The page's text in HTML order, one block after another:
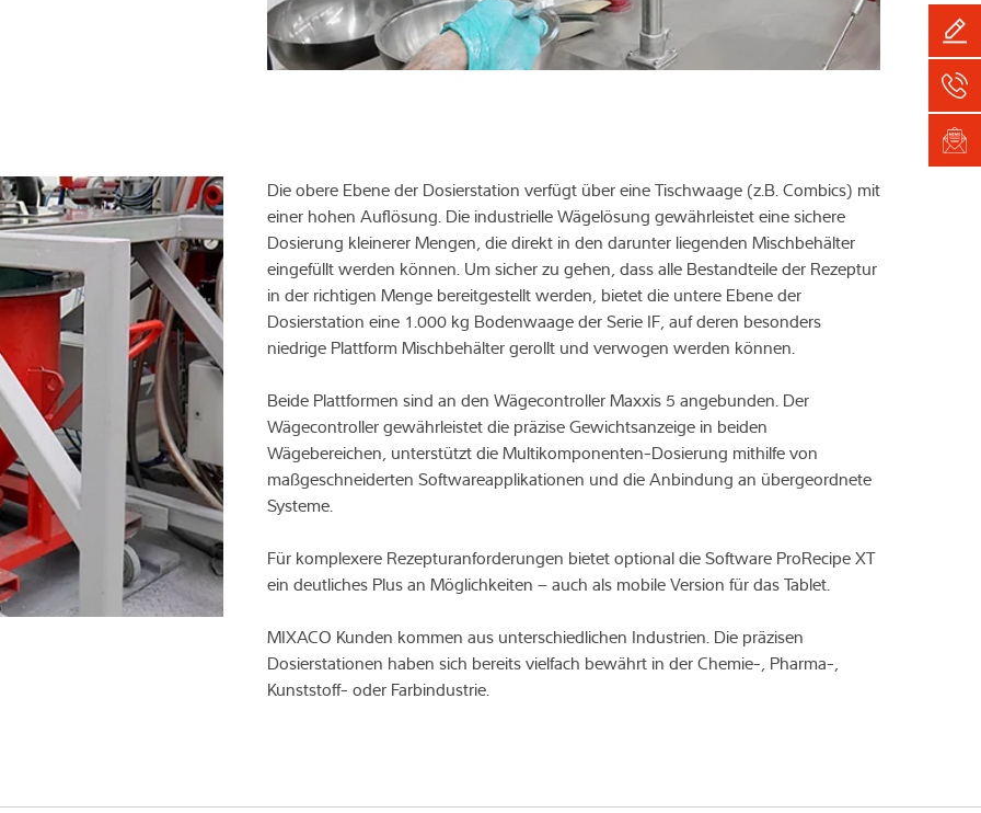
Die obere Ebene der Dosierstation verfügt über eine Tischwaage (z.B. Combics) mit
einer hohen Auflösung. Die industrielle Wägelösung gewährleistet eine sichere
Dosierung kleinerer Mengen, die direkt in den darunter liegenden Mischbehälter
eingefüllt werden können. Um sicher zu gehen, dass alle Bestandteile der Rezeptur
in der richtigen Menge bereitgestellt werden, bietet die untere Ebene der
Dosierstation eine 1.000 kg Bodenwaage der Serie IF, auf deren besonders
niedrige Plattform Mischbehälter gerollt und verwogen werden können.
Beide Plattformen sind an den Wägecontroller Maxxis 5 angebunden. Der
Wägecontroller gewährleistet die präzise Gewichtsanzeige in beiden
Wägebereichen, unterstützt die Multikomponenten-Dosierung mithilfe von
maßgeschneiderten Softwareapplikationen und die Anbindung an übergeordnete
Systeme.
Für komplexere Rezepturanforderungen bietet optional die Software ProRecipe XT
ein deutliches Plus an Möglichkeiten – auch als mobile Version für das Tablet.
MIXACO Kunden kommen aus unterschiedlichen Industrien. Die präzisen
Dosierstationen haben sich bereits vielfach bewährt in der Chemie-, Pharma-,
Kunststoff- oder Farbindustrie.